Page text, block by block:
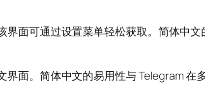
面可通过设置菜单轻松获取。简体中
面。简体中文的易用性与 Telegram 在